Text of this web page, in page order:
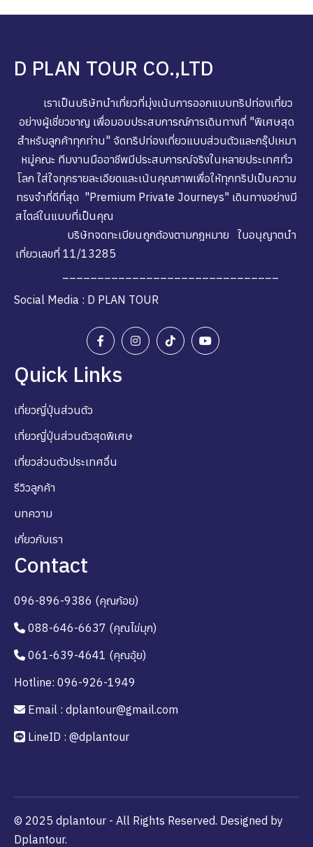
D PLAN TOUR CO.,LTD
เราเป็นบริษัทนำเที่ยวที่มุ่งเน้นการออกแบบทริปท่องเที่ยว
อย่างผู้เชี่ยวชาญ เพื่อมอบประสบการณ์การเดินทางที่ "พิเศษสุด
สำหรับลูกค้าทุกท่าน" จัดทริปท่องเที่ยวแบบส่วนตัวและกรุ๊ปเหมา
หมู่คณะ ทีมงานมืออาชีพมีประสบการณ์จริงในหลายประเทศทั่ว
โลก ใส่ใจทุกรายละเอียดและเน้นคุณภาพเพื่อให้ทุกทริปเป็นความ
ทรงจำที่ดีที่สุด "Premium Private Journeys" เดินทางอย่างมี
สไตล์ในแบบที่เป็นคุณ
บริษัทจดทะเบียนถูกต้องตามกฎหมาย ใบอนุญาตนำ
เที่ยวเลขที่ 11/13285
Social Media : D PLAN TOUR
Quick Links
เที่ยวญี่ปุ่นส่วนตัว
เที่ยวญี่ปุ่นส่วนตัวสุดพิเศษ
เที่ยวส่วนตัวประเทศอื่น
รีวิวลูกค้า
บทความ
เกี่ยวกับเรา
Contact
096-896-9386 (คุณก้อย)
088-646-6637 (คุณไข่มุก)
061-639-4641 (คุณอุ้ย)
Hotline: 096-926-1949
Email : dplantour@gmail.com
LineID : @dplantour
© 2025 dplantour - All Rights Reserved. Designed by
Dplantour.